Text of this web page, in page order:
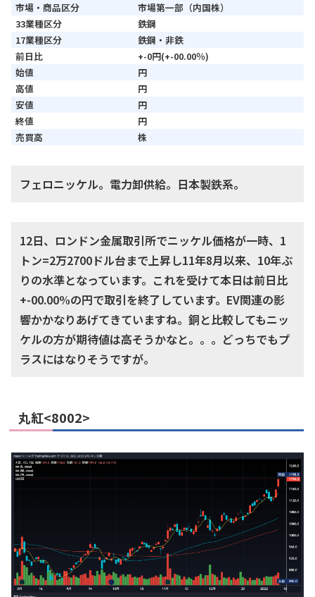
市場・商品区分
市場第一部（内国株）
33業種区分
鉄鋼
17業種区分
鉄鋼・非鉄
前日比
+-0円(+-00.00％)
始値
円
高値
円
安値
円
終値
円
売買高
株
フェロニッケル。電力卸供給。日本製鉄系。
12日、ロンドン金属取引所でニッケル価格が一時、1
トン=2万2700ドル台まで上昇し11年8月以来、10年ぶ
りの水準となっています。これを受けて本日は前日比
+-00.00%の円で取引を終了しています。EV関連の影
響かかなりあげてきていますね。銅と比較してもニッ
ケルの方が期待値は高そうかなと。。。どっちでもプ
ラスにはなりそうですが。
丸紅<8002>